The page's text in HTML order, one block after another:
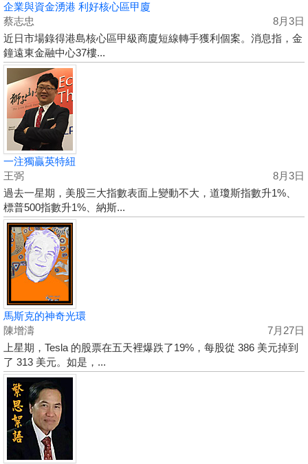
企業與資金湧港 利好核心區甲廈
蔡志忠
8月3日
近日市場錄得港島核心區甲級商廈短線轉手獲利個案。消息指，金
鐘遠東金融中心37樓...
一注獨贏英特紐
王弼
8月3日
過去一星期，美股三大指數表面上變動不大，道瓊斯指數升1%、
標普500指數升1%、納斯...
馬斯克的神奇光環
陳增濤
7月27日
上星期，Tesla 的股票在五天裡爆跌了19%，每股從 386 美元掉到
了 313 美元。如是，...